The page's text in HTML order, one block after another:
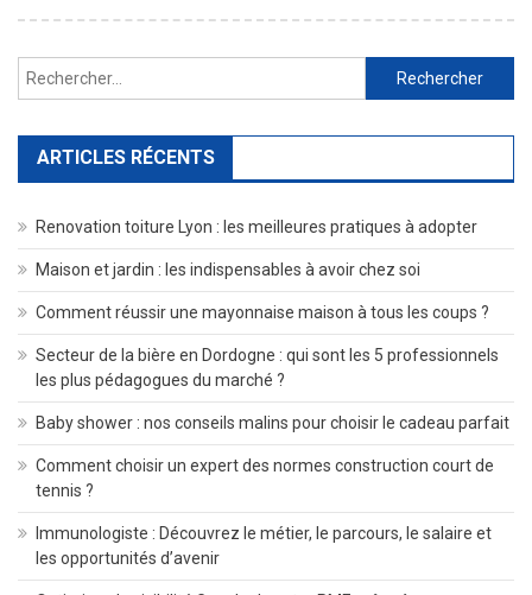
Rechercher :
ARTICLES RÉCENTS
Renovation toiture Lyon : les meilleures pratiques à adopter
Maison et jardin : les indispensables à avoir chez soi
Comment réussir une mayonnaise maison à tous les coups ?
Secteur de la bière en Dordogne : qui sont les 5 professionnels
les plus pédagogues du marché ?
Baby shower : nos conseils malins pour choisir le cadeau parfait
Comment choisir un expert des normes construction court de
tennis ?
Immunologiste : Découvrez le métier, le parcours, le salaire et
les opportunités d’avenir